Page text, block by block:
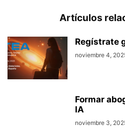
Artículos
Regístrate
noviembre 4,
Formar
IA
noviembre 3,